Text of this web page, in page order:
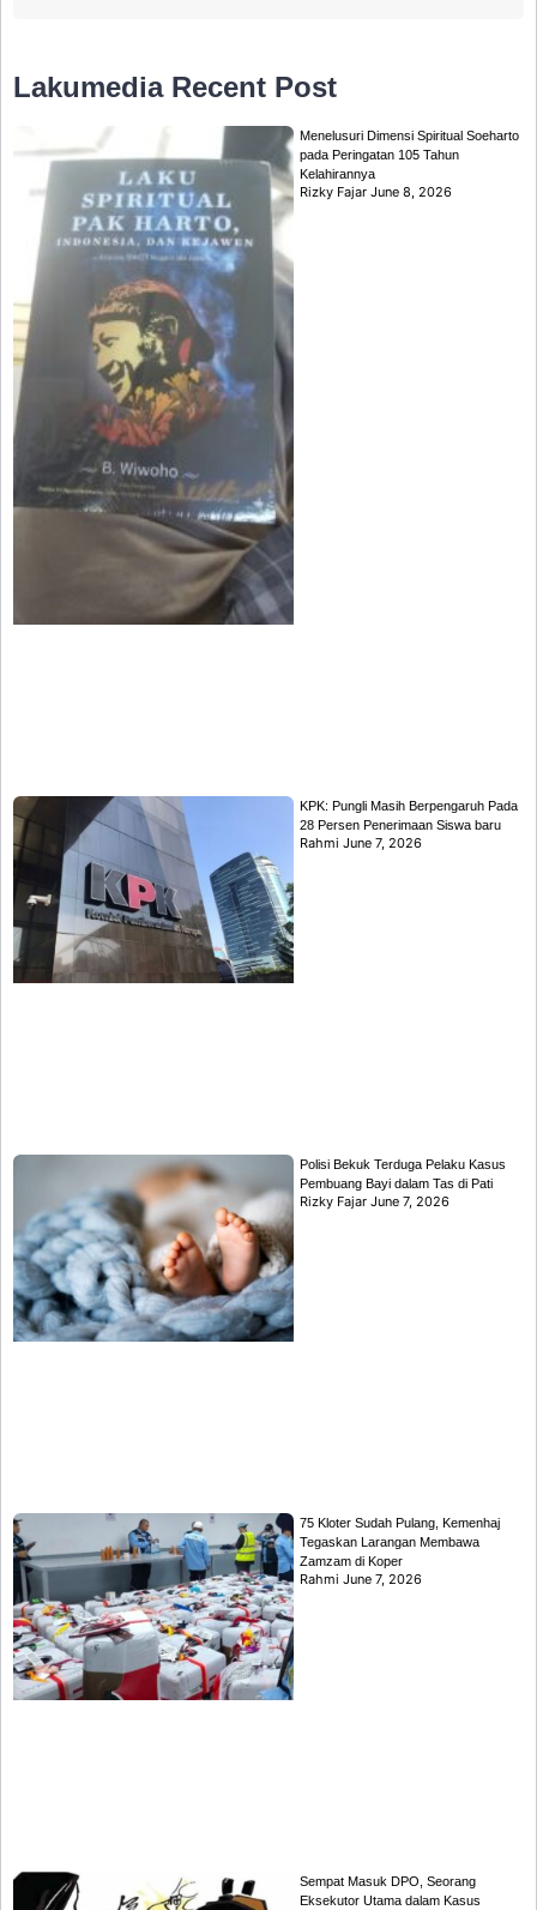
Lakumedia Recent Post
Menelusuri Dimensi Spiritual Soeharto
pada Peringatan 105 Tahun
Kelahirannya
Rizky FajarJune 8, 2026
KPK: Pungli Masih Berpengaruh Pada
28 Persen Penerimaan Siswa baru
RahmiJune 7, 2026
Polisi Bekuk Terduga Pelaku Kasus
Pembuang Bayi dalam Tas di Pati
Rizky FajarJune 7, 2026
75 Kloter Sudah Pulang, Kemenhaj
Tegaskan Larangan Membawa
Zamzam di Koper
RahmiJune 7, 2026
Sempat Masuk DPO, Seorang
Eksekutor Utama dalam Kasus